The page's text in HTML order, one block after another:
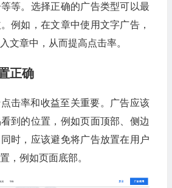
等。选择正确的广告类型可以最
例如，在文章中使用文字广告，
文章中，从而提高点击率。
正确
击率和收益至关重要。广告应该
到的位置，例如页面顶部、侧边
时，应该避免将广告放置在用户
，例如页面底部。